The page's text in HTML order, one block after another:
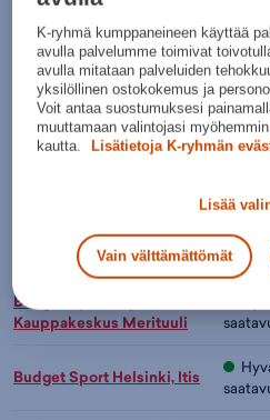
Lisätietoa
Värit:
Musta
Verkkokauppa: Saatavilla
Budget Sport Espoo,
Kauppakeskus Merituuli
Budget Sport Helsinki, Itis
K-ryhmä kumppaneineen käyttää
avulla palvelumme toimivat
avulla mitataan palveluiden
yksilöllinen ostokokemus ja
Voit antaa suostumuksesi
muuttamaan valintojasi
kautta.
Lisätietoja K-ryhmän
Lisää
Vain välttämättömät